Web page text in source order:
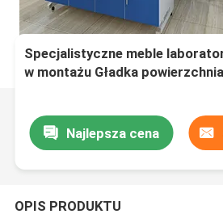
Specjalistyczne meble
w montażu Gładka powierzchnia
Najlepsza cena
OPIS PRODUKTU